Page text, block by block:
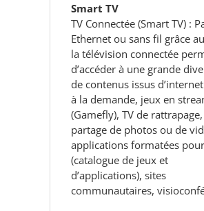
Smart TV
TV Connectée (Smart TV) :
Ethernet ou sans fil grâce
la télévision connectée
d’accéder à une grande
de contenus issus
à la demande, jeux en
(Gamefly), TV de rattrapage,
partage de photos ou de
applications formatées
(catalogue de jeux et
d’applications), sites
communautaires,